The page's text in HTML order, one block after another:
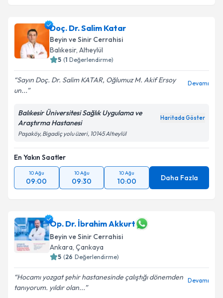
Doç. Dr. Salim Katar
Beyin ve Sinir Cerrahisi
Balıkesir, Altıeylül
5 (1 Değerlendirme)
Sayın Doç. Dr. Salim KATAR, Oğlumuz M. Akif Ersoy
un...
Devamı
Balıkesir Üniversitesi Sağlık Uygulama ve
Araştırma Hastanesi
Haritada Göster
Paşaköy, Bigadiç yolu üzeri, 10145 Altıeylül
En Yakın Saatler
10 Ağu
09:00
10 Ağu
09:30
10 Ağu
10:00 Daha Fazla
Op. Dr. İbrahim Akkurt
Beyin ve Sinir Cerrahisi
Ankara, Çankaya
5 (26 Değerlendirme)
Hocamı yozgat şehir hastanesinde çalıştığı dönemden
tanıyorum. yıldır olan...
Devamı